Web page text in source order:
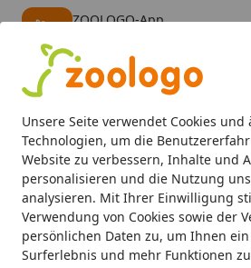
Unsere Seite verwendet Cookies und
Technologien, um die
Website zu verbessern, Inhalte und
personalisieren und die Nutzung
analysieren. Mit Ihrer Einwilligung
Verwendung von Cookies sowie der
persönlichen Daten zu, um Ihnen
Surferlebnis und mehr Funktionen
ZOOLOGO-App
Alle Produkte
Mein Konto
Suchen
Startseite
Katze Katzenfutter Nassfutter
animonda Vom
Milkies-Saucen 100g